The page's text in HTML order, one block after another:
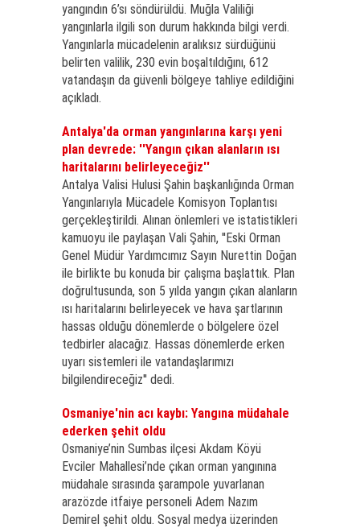
yangındın 6’sı söndürüldü. Muğla Valiliği
yangınlarla ilgili son durum hakkında bilgi verdi.
Yangınlarla mücadelenin aralıksız sürdüğünü
belirten valilik, 230 evin boşaltıldığını, 612
vatandaşın da güvenli bölgeye tahliye edildiğini
açıkladı.
Antalya'da orman yangınlarına karşı yeni
plan devrede: ''Yangın çıkan alanların ısı
haritalarını belirleyeceğiz''
Antalya Valisi Hulusi Şahin başkanlığında Orman
Yangınlarıyla Mücadele Komisyon Toplantısı
gerçekleştirildi. Alınan önlemleri ve istatistikleri
kamuoyu ile paylaşan Vali Şahin, ''Eski Orman
Genel Müdür Yardımcımız Sayın Nurettin Doğan
ile birlikte bu konuda bir çalışma başlattık. Plan
doğrultusunda, son 5 yılda yangın çıkan alanların
ısı haritalarını belirleyecek ve hava şartlarının
hassas olduğu dönemlerde o bölgelere özel
tedbirler alacağız. Hassas dönemlerde erken
uyarı sistemleri ile vatandaşlarımızı
bilgilendireceğiz'' dedi.
Osmaniye'nin acı kaybı: Yangına müdahale
ederken şehit oldu
Osmaniye’nin Sumbas ilçesi Akdam Köyü
Evciler Mahallesi’nde çıkan orman yangınına
müdahale sırasında şarampole yuvarlanan
arazözde itfaiye personeli Adem Nazım
Demirel şehit oldu. Sosyal medya üzerinden